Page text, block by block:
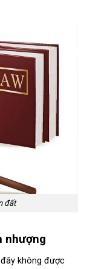
đất
nhượng
không được